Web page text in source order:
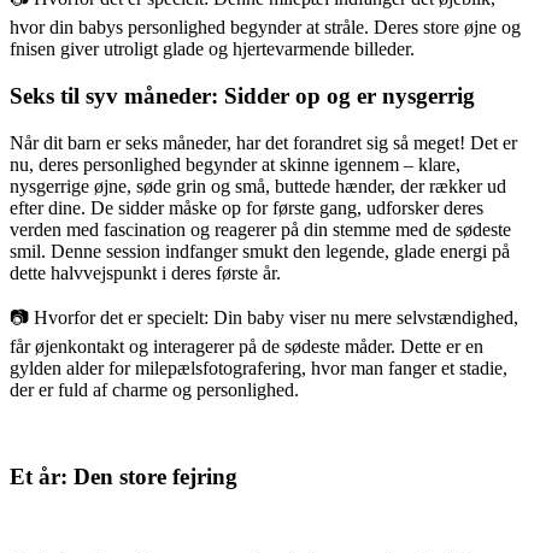
hvor din babys personlighed begynder at stråle. Deres store øjne og
fnisen giver utroligt glade og hjertevarmende billeder.
Seks til syv måneder: Sidder op og er nysgerrig
Når dit barn er seks måneder, har det forandret sig så meget! Det er
nu, deres personlighed begynder at skinne igennem – klare,
nysgerrige øjne, søde grin og små, buttede hænder, der rækker ud
efter dine. De sidder måske op for første gang, udforsker deres
verden med fascination og reagerer på din stemme med de sødeste
smil. Denne session indfanger smukt den legende, glade energi på
dette halvvejspunkt i deres første år.
📷 Hvorfor det er specielt: Din baby viser nu mere selvstændighed,
får øjenkontakt og interagerer på de sødeste måder. Dette er en
gylden alder for milepælsfotografering, hvor man fanger et stadie,
der er fuld af charme og personlighed.
Et år: Den store fejring